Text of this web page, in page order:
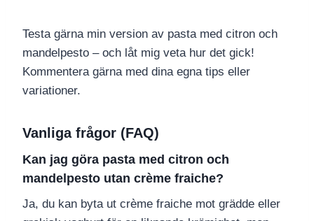
Testa gärna min version av pasta med citron och
mandelpesto – och låt mig veta hur det gick!
Kommentera gärna med dina egna tips eller
variationer.
Vanliga frågor (FAQ)
Kan jag göra pasta med citron och
mandelpesto utan crème fraiche?
Ja, du kan byta ut crème fraiche mot grädde eller